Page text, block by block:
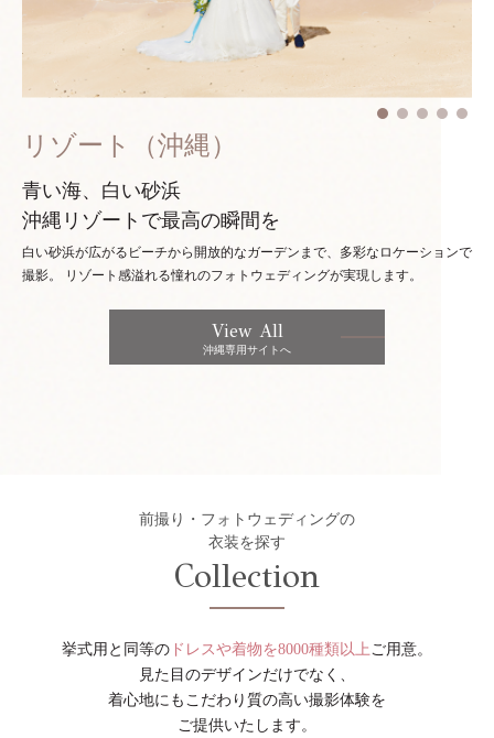
リゾート（沖縄）
青い海、白い砂浜
沖縄リゾートで最高の瞬間を
白い砂浜が広がるビーチから開放的なガーデンまで、多彩なロケーションで
撮影。
リゾート感溢れる憧れのフォトウェディングが実現します。
View All
沖縄専用サイトへ
前撮り・フォトウェディングの
衣装を探す
Collection
挙式用と同等の ドレスや着物を8000種類以上 ご用意。
見た目のデザインだけでなく、
着心地にもこだわり質の高い撮影体験を
ご提供いたします。